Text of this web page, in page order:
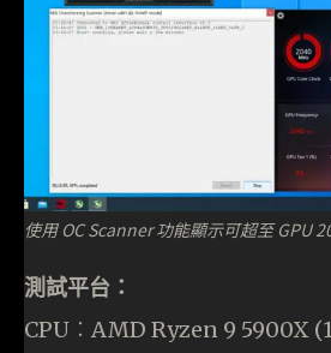
使用 OC Scanner 功能顯示可超至 GPU
測試平台：
CPU︰AMD Ryzen 9 5900X